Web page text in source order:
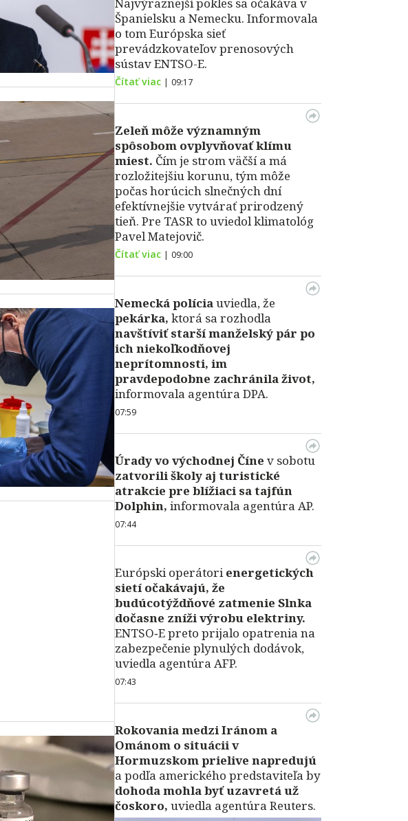
Španielsku a Nemecku. Informovala
o tom Európska sieť
prevádzkovateľov prenosových
sústav ENTSO-E.
Čítať viac | 09:17
Zeleň môže významným
spôsobom ovplyvňovať klímu
miest. Čím je strom väčší a má
rozložitejšiu korunu, tým môže
počas horúcich slnečných dní
efektívnejšie vytvárať prirodzený
tieň. Pre TASR to uviedol klimatológ
Pavel Matejovič.
Čítať viac | 09:00
Nemecká políciauviedla, že
pekárka, ktorá sa rozhodla
navštíviť starší manželský pár po
ich niekoľkodňovej
neprítomnosti, im
pravdepodobne zachránila život,
informovala agentúra DPA.
07:59
Úrady vo východnej Číne v sobotu
zatvorili školy aj turistické
atrakcie pre blížiaci sa tajfún
Dolphin, informovala agentúra AP.
07:44
Európski operátorienergetických
sietí očakávajú, že
budúcotýždňové zatmenie Slnka
dočasne zníži výrobu elektriny.
ENTSO‑E preto prijalo opatrenia na
zabezpečenie plynulých dodávok,
uviedla agentúra AFP.
07:43
Rokovania medzi Iránom a
Ománom o situácii v
Hormuzskom prielive napredujú
a podľa amerického predstaviteľa by
dohoda mohla byť uzavretá už
čoskoro, uviedla agentúra Reuters.